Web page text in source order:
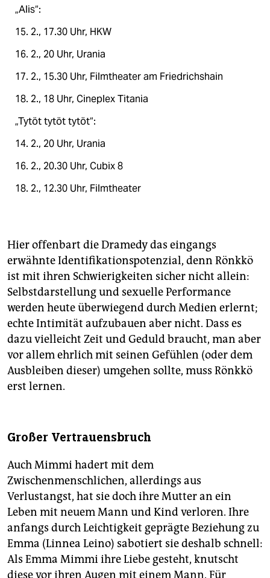
„Alis“:
15. 2., 17.30 Uhr, HKW
16. 2., 20 Uhr, Urania
17. 2., 15.30 Uhr, Filmtheater am Friedrichshain
18. 2., 18 Uhr, Cineplex Titania
„Tytöt tytöt tytöt“:
14. 2., 20 Uhr, Urania
16. 2., 20.30 Uhr, Cubix 8
18. 2., 12.30 Uhr, Filmtheater
Hier offenbart die Dramedy das eingangs
erwähnte Identifikationspotenzial, denn Rönkkö
ist mit ihren Schwierigkeiten sicher nicht allein:
Selbstdarstellung und sexuelle Performance
werden heute überwiegend durch Medien erlernt;
echte Intimität aufzubauen aber nicht. Dass es
dazu vielleicht Zeit und Geduld braucht, man aber
vor allem ehrlich mit seinen Gefühlen (oder dem
Ausbleiben dieser) umgehen sollte, muss Rönkkö
erst lernen.
Großer Vertrauensbruch
Auch Mimmi hadert mit dem
Zwischenmenschlichen, allerdings aus
Verlustangst, hat sie doch ihre Mutter an ein
Leben mit neuem Mann und Kind verloren. Ihre
anfangs durch Leichtigkeit geprägte Beziehung zu
Emma (Linnea Leino) sabotiert sie deshalb schnell:
Als Emma Mimmi ihre Liebe gesteht, knutscht
diese vor ihren Augen mit einem Mann. Für